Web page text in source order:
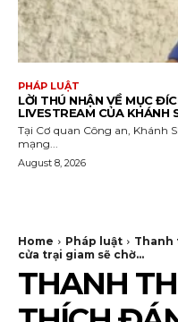
PHÁP LUẬT
LỜI THÚ NHẬN VỀ MỤC
LIVESTREAM CỦA KHÁNH
Tại Cơ quan Công an, Khánh
mạng...
August 8, 2026